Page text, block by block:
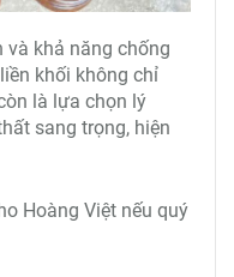
khả năng chống
khối không chỉ
là lựa chọn lý
sang trọng, hiện
Hoàng Việt nếu quý